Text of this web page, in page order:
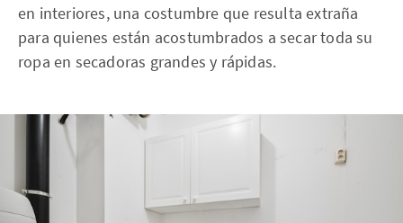
en interiores, una costumbre que resulta extraña
para quienes están acostumbrados a secar toda su
ropa en secadoras grandes y rápidas.